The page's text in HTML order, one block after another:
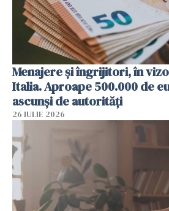
Menajere și îngrijitori, în
Italia. Aproape 500.000 de
ascunși de autorități
26 IULIE 2026